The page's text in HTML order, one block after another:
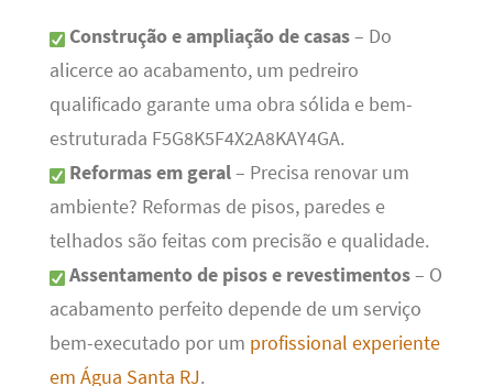
Construção e ampliação de casas– Do
alicerce ao acabamento, um pedreiro
qualificado garante uma obra sólida e bem-
estruturada F5G8K5F4X2A8KAY4GA.
Reformas em geral– Precisa renovar um
ambiente? Reformas de pisos, paredes e
telhados são feitas com precisão e qualidade.
Assentamento de pisos e revestimentos– O
acabamento perfeito depende de um serviço
bem-executado por um profissional experiente
em Água Santa RJ.